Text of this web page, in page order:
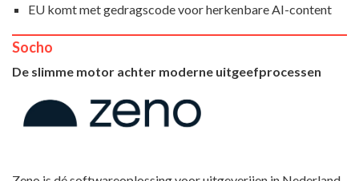
EU komt met gedragscode voor herkenbare AI-content
Socho
De slimme motor achter moderne uitgeefprocessen